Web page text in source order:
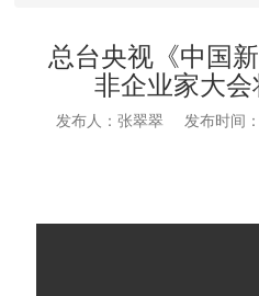
总台央视《中国
非企业家大
发布人：张翠翠 发布时间